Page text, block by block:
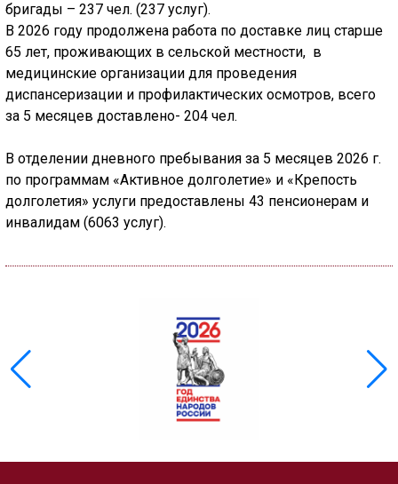
бригады – 237 чел. (237 услуг).
В 2026 году продолжена работа по доставке лиц старше
65 лет, проживающих в сельской местности, в
медицинские организации для проведения
диспансеризации и профилактических осмотров, всего
за 5 месяцев доставлено- 204 чел.
В отделении дневного пребывания за 5 месяцев 2026 г.
по программам «Активное долголетие» и «Крепость
долголетия» услуги предоставлены 43 пенсионерам и
инвалидам (6063 услуг).